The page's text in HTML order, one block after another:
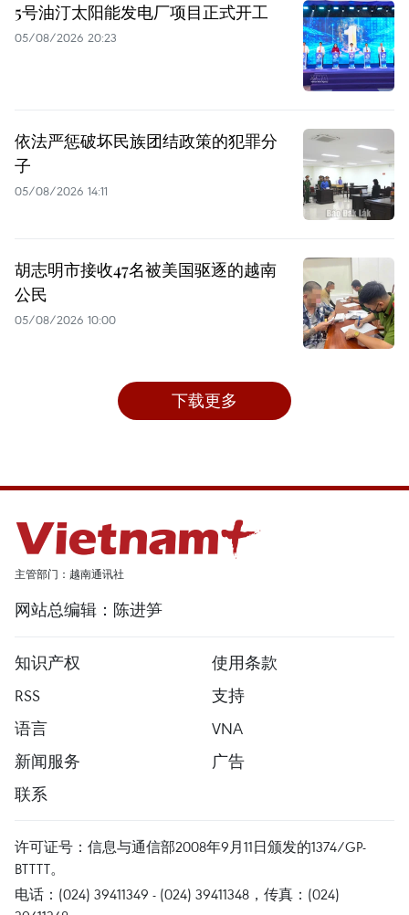
5号油汀太阳能发电厂项目正式开工
05/08/2026 20:23
依法严惩破坏民族团结政策的犯罪分
子
05/08/2026 14:11
胡志明市接收47名被美国驱逐的越南
公民
05/08/2026 10:00
下载更多
主管部门：越南通讯社
网站总编辑：陈进笋
知识产权
使用条款
RSS
支持
语言
VNA
新闻服务
广告
联系
许可证号：信息与通信部2008年9月11日颁发的1374/GP-
BTTTT。
电话：(024) 39411349 - (024) 39411348，传真：(024)